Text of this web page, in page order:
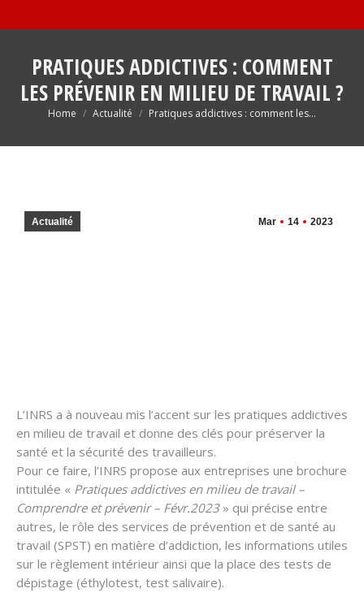
PRATIQUES ADDICTIVES : COMMENT
LES PRÉVENIR EN MILIEU DE TRAVAIL ?
You are here:
Home Actualité Pratiques addictives : comment les…
Mar 14 2023
Actualité
L’INRS a à nouveau mis l’accent sur les pratiques addictives
en milieu de travail et donne des clés pour préserver la
santé et la sécurité des travailleurs.
Pour ce faire, l’INRS propose aux entreprises une brochure
intitulée « Pratiques addictives en milieu de travail –
Comprendre et prévenir – Févr.2023» qui précise entre
autres, le rôle des services de prévention et de santé au
travail (SPST) en matière d’addiction, les informations utiles
sur le règlement intérieur ainsi que la place des tests de
dépistage (éthylotest, test salivaire).